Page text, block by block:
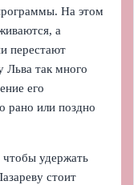
На этом
а
перестают
Льва так много
его
рано или поздно
чтобы удержать
стоит